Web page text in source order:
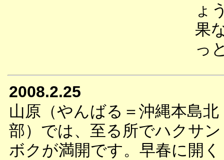
ょ
果
っ
2008.2.25
山原（やんばる＝沖縄本島北
部）では、至る所でハクサン
ボクが満開です。早春に開く